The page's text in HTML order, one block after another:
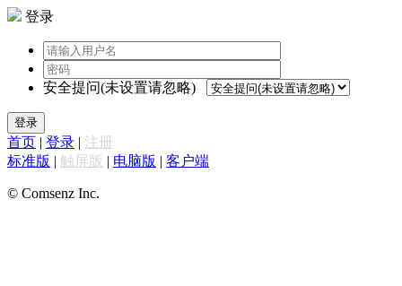
登录
安全提问(未设置请忽略)
登录
首页 | 登录 | 注册
标准版 | 触屏版 | 电脑版 | 客户端
© Comsenz Inc.